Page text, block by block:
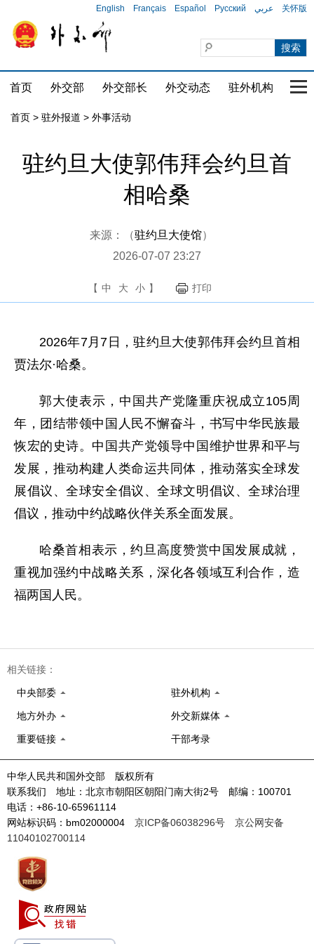
English Français Español Русский عربي 关怀版
首页 外交部 外交部长 外交动态 驻外机构 国
首页 > 驻外报道 > 外事活动
驻约旦大使郭伟拜会约旦首
相哈桑
来源：（驻约旦大使馆）
2026-07-07 23:27
【 中 大 小 】 打印
2026年7月7日，驻约旦大使郭伟拜会约旦首相
贾法尔·哈桑。
郭大使表示，中国共产党隆重庆祝成立105周
年，团结带领中国人民不懈奋斗，书写中华民族最
恢宏的史诗。中国共产党领导中国维护世界和平与
发展，推动构建人类命运共同体，推动落实全球发
展倡议、全球安全倡议、全球文明倡议、全球治理
倡议，推动中约战略伙伴关系全面发展。
哈桑首相表示，约旦高度赞赏中国发展成就，
重视加强约中战略关系，深化各领域互利合作，造
福两国人民。
相关链接：
中央部委 驻外机构
地方外办 外交新媒体
重要链接 干部考录
中华人民共和国外交部 版权所有
联系我们 地址：北京市朝阳区朝阳门南大街2号 邮编：100701
电话：+86-10-65961114
网站标识码：bm02000004 京ICP备06038296号
京公网安备
11040102700114